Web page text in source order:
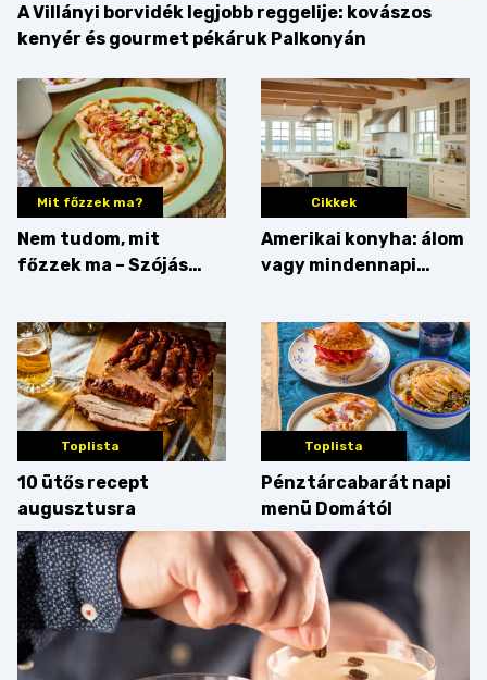
A Villányi borvidék legjobb reggelije: kovászos
kenyér és gourmet pékáruk Palkonyán
Mit főzzek ma?
Nem tudom, mit
főzzek ma – Szójás
Cikkek
Amerikai konyha: álom
vagy mindennapi
az érveket
Toplista
10 ütős recept
augusztusra
Toplista
Pénztárcabarát napi
menü Domától